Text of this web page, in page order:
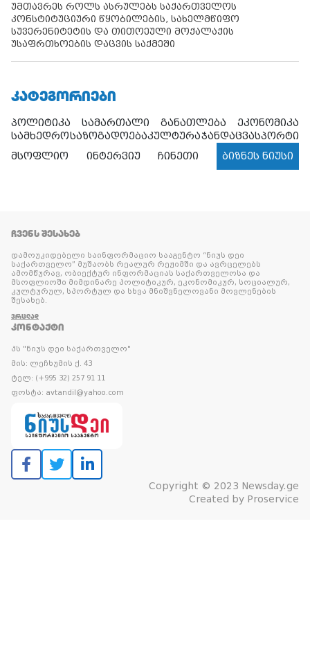
უმთავრეს როლს ასრულებს საქართველოს
კონსტიტუციური წყობილების, სახელმწიფო
სუვერენიტეტის და თითოეული მოქალაქის
უსაფრთხოების დაცვის საქმეში
ᲙᲐᲢᲔᲒᲝᲠᲘᲔᲑᲘ
პოლიტიკა სამართალი განათლება
ეკონომიკა
სამხედროსაზოგადოებაკულტურაჯანდაცვასპორტი
მსოფლიო
ინტერვიუ ჩინეთი ბიზნეს ნიუსი
ᲩᲕᲔᲜᲡ ᲨᲔᲡᲐᲮᲔᲑ
დამოუკიდებელი საინფორმაციო სააგენტო “ნიუს დეი
საქართველო” მუშაობს რეალურ რეჟიმში და ავრცელებს
ამომწურავ, ობიექტურ ინფორმაციას საქართველოსა და
მსოფლიოში მიმდინარე პოლიტიკურ, ეკონომიკურ, სოციალურ,
კულტურულ, სპორტულ და სხვა მნიშვნელოვანი მოვლენების
შესახებ.
ᲕᲠᲪᲚᲐᲓ
ᲙᲝᲜᲢᲐᲥᲢᲘ
პს "ნიუს დეი საქართველო"
მის: ლეჩხუმის ქ. 43
ტელ: (+995 32) 257 91 11
ფოსტა: avtandil@yahoo.com
Copyright © 2023 Newsday.ge
Created by Proservice